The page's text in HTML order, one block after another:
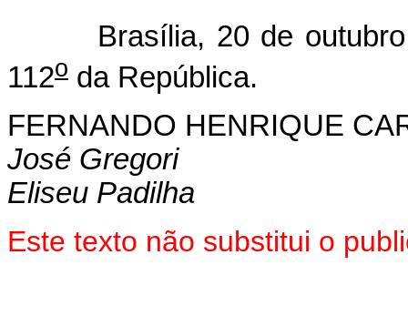
Brasília, 20 de outubro
112o da República.
FERNANDO HENRIQUE
José Gregori
Eliseu Padilha
Este texto não substitui o